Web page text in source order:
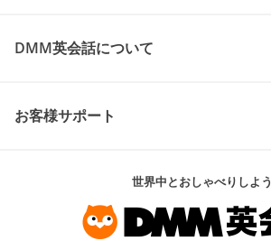
DMM英会話について
お客様サポート
世界中とおしゃべりしよう